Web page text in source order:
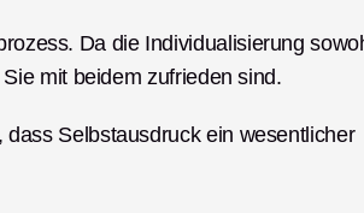
Da die Individualisierung
mit beidem zufrieden sind.
Selbstausdruck ein wesentlicher